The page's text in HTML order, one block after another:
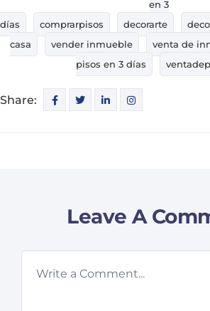
en 3
días
comprarpisos decorarte
casa
vender inmueble venta de
pisos en 3 días
Share:
Leave A